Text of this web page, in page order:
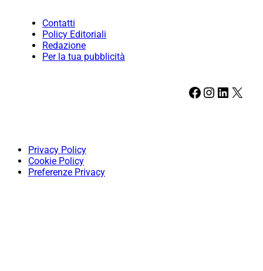
Contatti
Policy Editoriali
Redazione
Per la tua pubblicità
Facebook Instagram LinkedIn X
Privacy Policy
Cookie Policy
Preferenze Privacy